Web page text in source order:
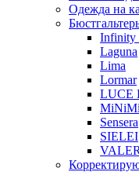
Одежда на
Infinity
Laguna
Lima
Lormar
LUCE
MiNiMi
Sensera
SIELEI